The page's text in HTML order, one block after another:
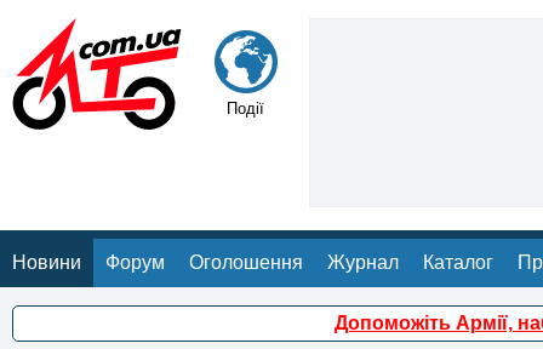
Події
Новини Форум Оголошення Журнал Каталог
Допоможіть Армії,